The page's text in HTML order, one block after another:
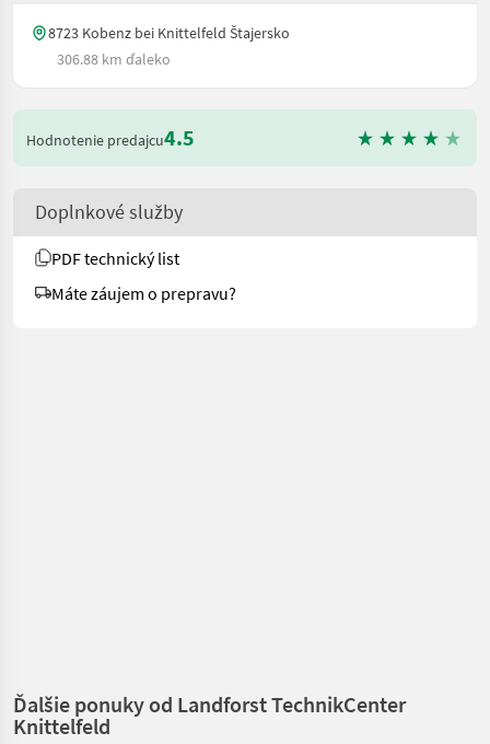
8723 Kobenz bei Knittelfeld Štajersko
306.88 km ďaleko
Hodnotenie predajcu4.5
Doplnkové služby
PDF technický list
Máte záujem o prepravu?
Ďalšie ponuky od Landforst TechnikCenter
Knittelfeld